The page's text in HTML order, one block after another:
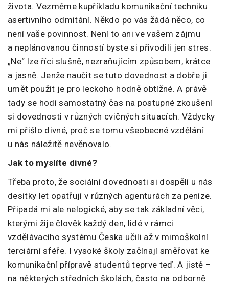
života. Vezměme kupříkladu komunikační techniku
asertivního odmítání. Někdo po vás žádá něco, co
není vaše povinnost. Není to ani ve vašem zájmu
a neplánovanou činností byste si přivodili jen stres.
„Ne“ lze říci slušně, nezraňujícím způsobem, krátce
a jasně. Jenže naučit se tuto dovednost a dobře ji
umět použít je pro leckoho hodně obtížné. A právě
tady se hodí samostatný čas na postupné zkoušení
si dovednosti v různých cvičných situacích. Vždycky
mi přišlo divné, proč se tomu všeobecné vzdělání
u nás náležitě nevěnovalo.
Jak to myslíte divné?
Třeba proto, že sociální dovednosti si dospělí u nás
desítky let opatřují v různých agenturách za peníze.
Připadá mi ale nelogické, aby se tak základní věci,
kterými žije člověk každý den, lidé v rámci
vzdělávacího systému Česka učili až v mimoškolní
terciární sféře. I vysoké školy začínají směřovat ke
komunikační přípravě studentů teprve teď. A jistě –
na některých středních školách, často na odborně